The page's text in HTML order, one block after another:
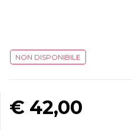
NON DISPONIBILE
€ 42,00